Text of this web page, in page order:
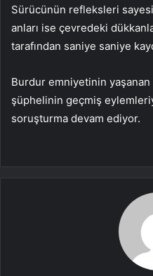
Sürücünün refleksleri
anları ise çevredeki
tarafından saniye saniye
Burdur emniyetinin yaşanan
şüphelinin geçmiş
soruşturma devam ediyor.